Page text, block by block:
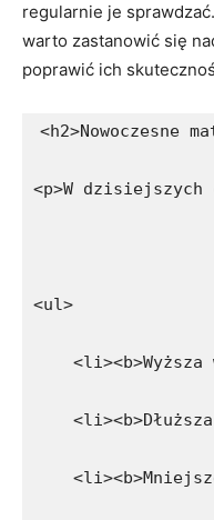
regularnie je
warto zastanowić ⁤się
poprawić ich
<h2>Nowoczesne
<p>W
<ul>
<li><b>Wyższa